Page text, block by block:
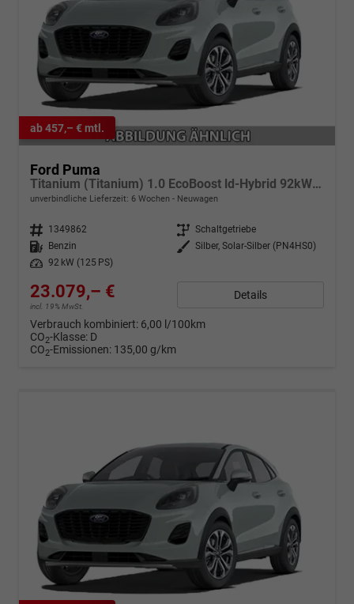
ab 457,– € mtl.
Ford Puma
Titanium (Titanium) 1.0 EcoBoost ld-Hybrid 92kW (125 PS) 7-Gang-DSG
unverbindliche Lieferzeit: 6 Wochen Neuwagen
Fahrzeugnr. 1349862 Getriebe Schaltgetriebe
Kraftstoff
Benzin Außenfarbe Silber, Solar-Silber (PN4HS0)
Leistung
92 kW (125 PS)
23.079,– €
incl. 19% MwSt.
Details
Verbrauch kombiniert: 6,00 l/100km
CO2-Klasse: D
CO2-Emissionen: 135,00 g/km